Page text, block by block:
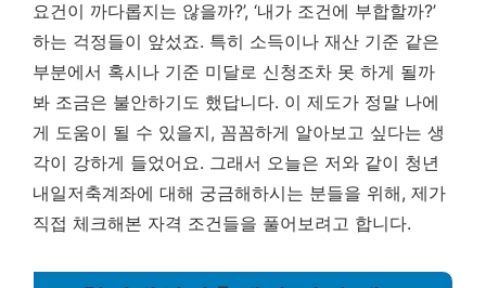
요건이 까다롭지는 않을까?’, ‘내가 조건에 부합할까?’
하는 걱정들이 앞섰죠. 특히 소득이나 재산 기준 같은
부분에서 혹시나 기준 미달로 신청조차 못 하게 될까
봐 조금은 불안하기도 했답니다. 이 제도가 정말 나에
게 도움이 될 수 있을지, 꼼꼼하게 알아보고 싶다는 생
각이 강하게 들었어요. 그래서 오늘은 저와 같이 청년
내일저축계좌에 대해 궁금해하시는 분들을 위해, 제가
직접 체크해본 자격 조건들을 풀어보려고 합니다.